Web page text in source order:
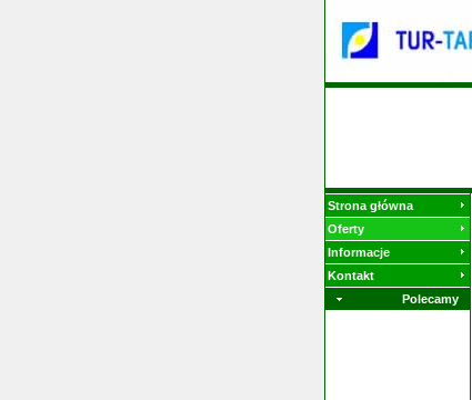
Strona główna
Oferty
Informacje
Kontakt
Polecamy